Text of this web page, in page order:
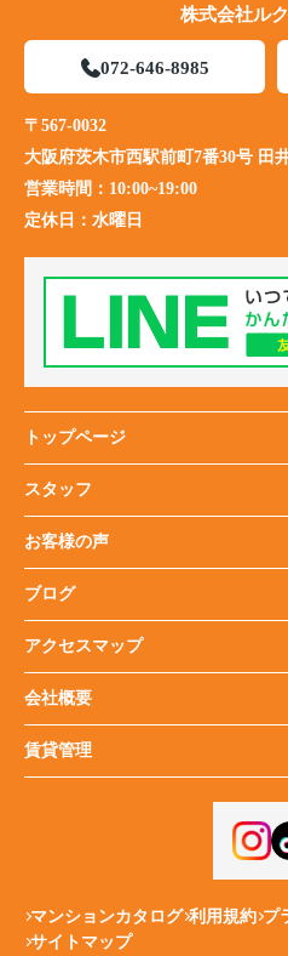
株式会社ル
072-646-8985
〒567-0032
大阪府茨木市西駅前町7番30号 田
営業時間： 10:00~19:00
定休日： 水曜日
トップページ
スタッフ
お客様の声
ブログ
アクセスマップ
会社概要
賃貸管理
マンションカタログ 利用規約 プ
サイトマップ